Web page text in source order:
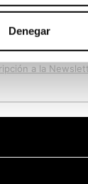
Denegar
y
a la